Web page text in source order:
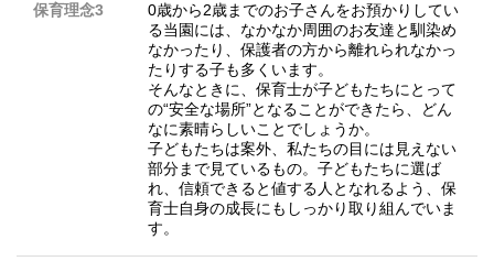
保育理念3
0歳から2歳までのお子さんをお預かりしてい
る当園には、なかなか周囲のお友達と馴染め
なかったり、保護者の方から離れられなかっ
たりする子も多くいます。
そんなときに、保育士が子どもたちにとって
の“安全な場所”となることができたら、どん
なに素晴らしいことでしょうか。
子どもたちは案外、私たちの目には見えない
部分まで見ているもの。子どもたちに選ば
れ、信頼できると値する人となれるよう、保
育士自身の成長にもしっかり取り組んでいま
す。